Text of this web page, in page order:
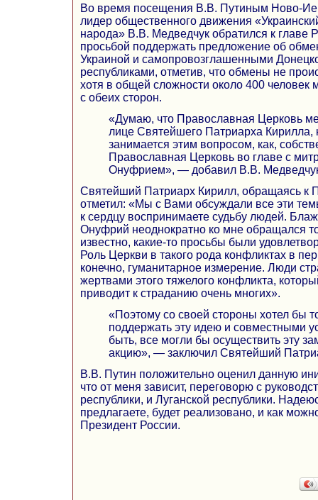
Во время посещения В.В. Путиным Ново-
лидер общественного движения
народа» В.В. Медведчук обратился к главе
просьбой поддержать предложение об
Украиной и самопровозглашенными
республиками, отметив, что обмены не
хотя в общей сложности около 400 человек
с обеих сторон.
«Думаю, что Православная Церковь
лице Святейшего Патриарха Кирилла,
занимается этим вопросом, как,
Православная Церковь во главе с
Онуфрием», — добавил В.В.
Святейший Патриарх Кирилл, обращаясь к
отметил: «Мы с Вами обсуждали все эти
к сердцу воспринимаете судьбу людей.
Онуфрий неоднократно ко мне обращался
известно, какие-то просьбы были
Роль Церкви в такого рода конфликтах в
конечно, гуманитарное измерение. Люди
жертвами этого тяжелого конфликта,
приводит к страданию очень многих».
«Поэтому со своей стороны хотел бы
поддержать эту идею и совместными
быть, все могли бы осуществить эту
акцию», — заключил Святейший
В.В. Путин положительно оценил данную
что от меня зависит, переговорю с
республики, и Луганской республики.
предлагаете, будет реализовано, и как
Президент России.